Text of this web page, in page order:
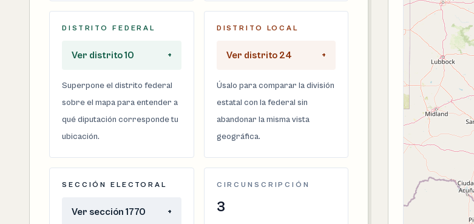
DISTRITO FEDERAL
Ver distrito 10 +
Superpone el distrito federal
sobre el mapa para entender a
qué diputación corresponde tu
ubicación.
DISTRITO LOCAL
Ver distrito 24 +
Úsalo para comparar la división
estatal con la federal sin
abandonar la misma vista
geográfica.
SECCIÓN ELECTORAL
Ver sección 1770 +
CIRCUNSCRIPCIÓN
3